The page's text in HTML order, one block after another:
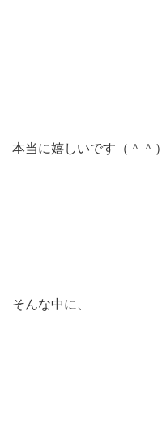
本当に嬉しいです（＾＾）
そんな中に、